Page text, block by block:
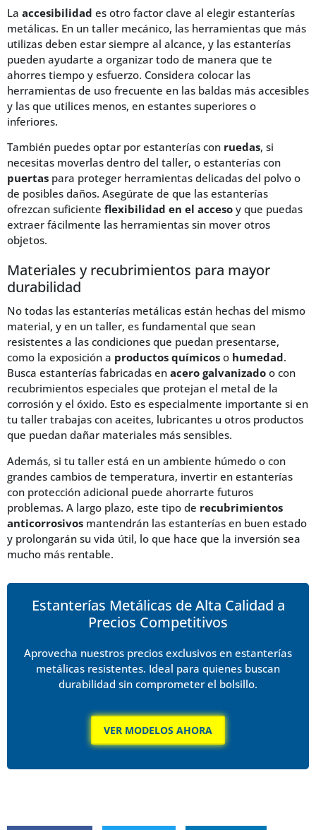
La accesibilidad es otro factor clave al elegir estanterías
metálicas. En un taller mecánico, las herramientas que más
utilizas deben estar siempre al alcance, y las estanterías
pueden ayudarte a organizar todo de manera que te
ahorres tiempo y esfuerzo. Considera colocar las
herramientas de uso frecuente en las baldas más accesibles
y las que utilices menos, en estantes superiores o
inferiores.
También puedes optar por estanterías con ruedas, si
necesitas moverlas dentro del taller, o estanterías con
puertas para proteger herramientas delicadas del polvo o
de posibles daños. Asegúrate de que las estanterías
ofrezcan suficiente flexibilidad en el acceso y que puedas
extraer fácilmente las herramientas sin mover otros
objetos.
Materiales y recubrimientos para mayor
durabilidad
No todas las estanterías metálicas están hechas del mismo
material, y en un taller, es fundamental que sean
resistentes a las condiciones que puedan presentarse,
como la exposición a productos químicos o humedad.
Busca estanterías fabricadas en acero galvanizado o con
recubrimientos especiales que protejan el metal de la
corrosión y el óxido. Esto es especialmente importante si en
tu taller trabajas con aceites, lubricantes u otros productos
que puedan dañar materiales más sensibles.
Además, si tu taller está en un ambiente húmedo o con
grandes cambios de temperatura, invertir en estanterías
con protección adicional puede ahorrarte futuros
problemas. A largo plazo, este tipo de recubrimientos
anticorrosivos mantendrán las estanterías en buen estado
y prolongarán su vida útil, lo que hace que la inversión sea
mucho más rentable.
Estanterías Metálicas de Alta Calidad a
Precios Competitivos
Aprovecha nuestros precios exclusivos en estanterías
metálicas resistentes. Ideal para quienes buscan
durabilidad sin comprometer el bolsillo.
VER MODELOS AHORA